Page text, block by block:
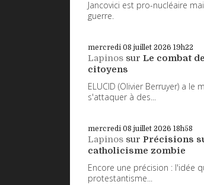
Jancovici est pro-nucléaire
guerre.
mercredi 08 juillet 2026 19h22
Lapinos sur Le combat
citoyens
ELUCID (Olivier Berruyer) a le
s'attaquer à des...
mercredi 08 juillet 2026 18h58
Lapinos sur Précisions
catholicisme zombie
Encore une précision : l'idée
protestantisme...